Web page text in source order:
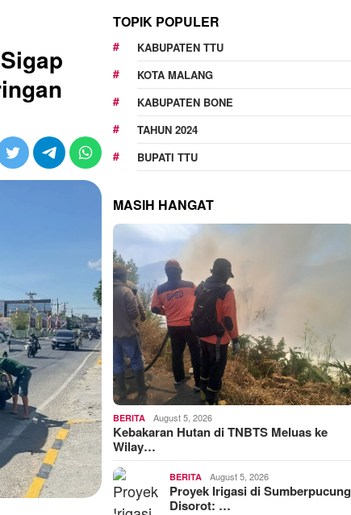
TOPIK POPULER
KABUPATEN TTU
KOTA MALANG
KABUPATEN BONE
TAHUN 2024
BUPATI TTU
MASIH HANGAT
BERITA August 5, 2026
Kebakaran Hutan di TNBTS Meluas ke
Wilay…
BERITA August 5, 2026
Proyek Irigasi di Sumberpucung
Disorot: …